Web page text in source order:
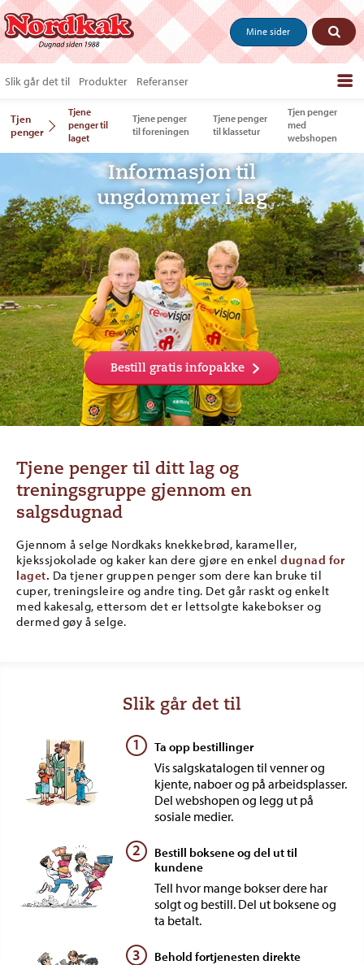
Mine sider
Slik går det til Produkter Referanser
Bestill produkter
Salgstips & last ned
Vanlige spørsmål
Om oss
Kontakt
Tjen
penger
Tjene
penger til
laget
Tjene penger
til foreningen
Tjene penger
til klassetur
Tjen penger
med
webshopen
Informasjon til
ungdommer i lag
Bestill gratis infopakke
Tjene penger til ditt lag og
treningsgruppe gjennom en
salgsdugnad
Gjennom å selge Nordkaks knekkebrød, karameller,
kjekssjokolade og kaker kan dere gjøre en enkel dugnad for
laget. Da tjener gruppen penger som dere kan bruke til
cuper, treningsleire og andre ting. Det går raskt og enkelt
med kakesalg, ettersom det er lettsolgte kakebokser og
dermed gøy å selge.
Slik går det til
1 Ta opp bestillinger
Vis salgskatalogen til venner og
kjente, naboer og på arbeidsplasser.
Del webshopen og legg ut på
sosiale medier.
2
Bestill boksene og del ut til
kundene
Tell hvor mange bokser dere har
solgt og bestill. Del ut boksene og
ta betalt.
3 Behold fortjenesten direkte